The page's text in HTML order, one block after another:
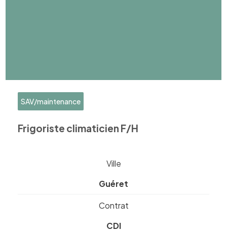
SAV/maintenance
Frigoriste climaticien F/H
Ville
Guéret
Contrat
CDI